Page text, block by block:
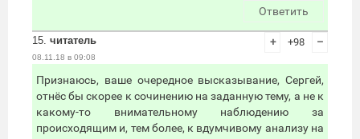
Ответить
15. читатель
08.11.18 в 09:08
+ +98 –
Признаюсь, ваше очередное высказывание, Сергей,
отнёс бы скорее к сочинению на заданную тему, а не к
какому-то внимательному наблюдению за
происходящим и, тем более, к вдумчивому анализу на